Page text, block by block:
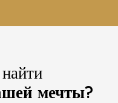
мечты?